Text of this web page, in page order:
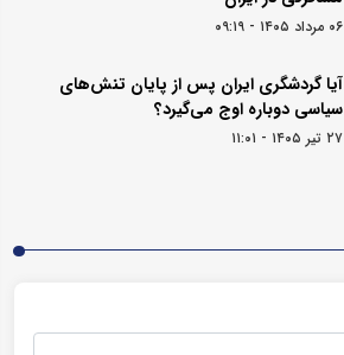
۰۶ مرداد ۱۴۰۵ - ۰۹:۱۹
آیا گردشگری ایران پس از پایان تنش‌های
سیاسی دوباره اوج می‌گیرد؟
۲۷ تیر ۱۴۰۵ - ۱۱:۰۱